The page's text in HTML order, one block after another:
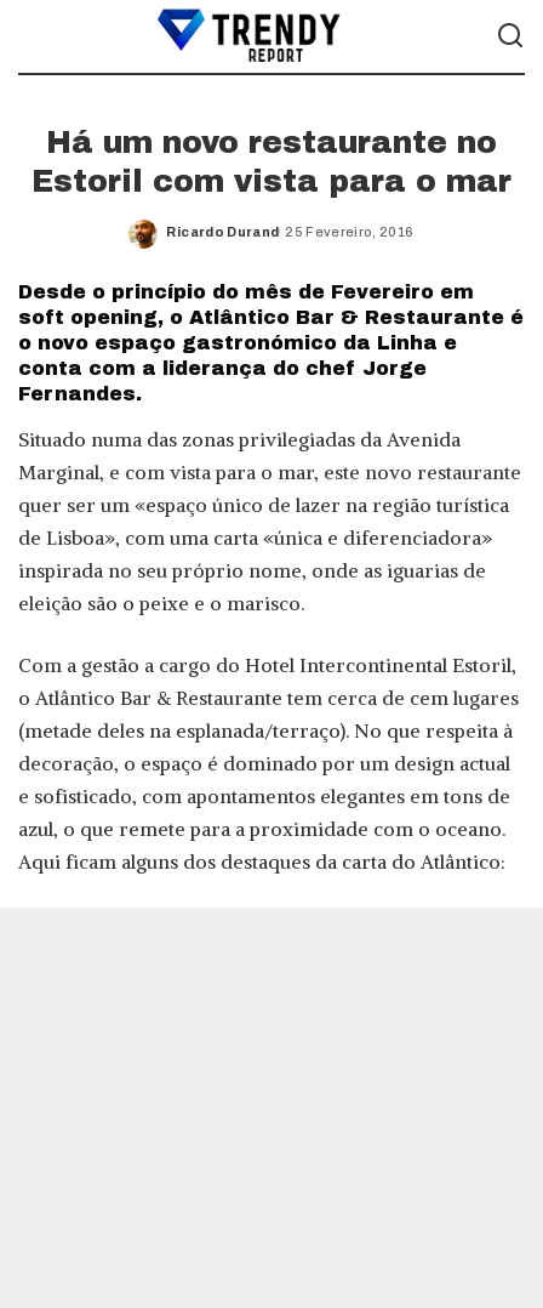
Há um novo restaurante no
Estoril com vista para o mar
Posted
Ricardo Durand 25 Fevereiro, 2016
Desde o princípio do mês de Fevereiro em
soft opening, o Atlântico Bar & Restaurante é
o novo espaço gastronómico da Linha e
conta com a liderança do chef Jorge
Fernandes.
Situado numa das zonas privilegiadas da Avenida
Marginal, e com vista para o mar, este novo restaurante
quer ser um «espaço único de lazer na região turística
de Lisboa», com uma carta «única e diferenciadora»
inspirada no seu próprio nome, onde as iguarias de
eleição são o peixe e o marisco.
Com a gestão a cargo do Hotel Intercontinental Estoril,
o Atlântico Bar & Restaurante tem cerca de cem lugares
(metade deles na esplanada/terraço). No que respeita à
decoração, o espaço é dominado por um design actual
e sofisticado, com apontamentos elegantes em tons de
azul, o que remete para a proximidade com o oceano.
Aqui ficam alguns dos destaques da carta do Atlântico: